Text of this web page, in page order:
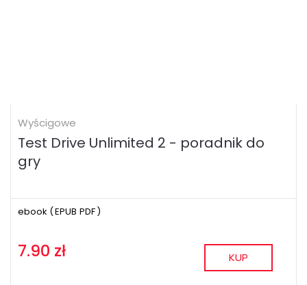
Wyścigowe
Test Drive Unlimited 2 - poradnik do
gry
ebook (EPUB PDF)
7.90 zł KUP